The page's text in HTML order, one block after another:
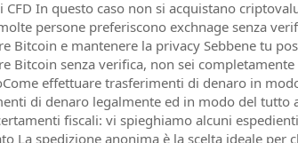
CFD In questo caso non si acquistano
persone preferiscono exchnage senza
Bitcoin e mantenere la privacy Sebbene tu
Bitcoin senza verifica, non sei
effettuare trasferimenti di denaro in
di denaro legalmente ed in modo del tutto
fiscali: vi spieghiamo alcuni
La spedizione anonima è la scelta ideale per